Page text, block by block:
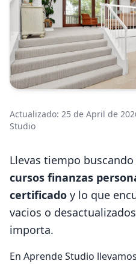
Actualizado: 25 de April de
Studio
Llevas tiempo
cursos finanzas
certificado y lo que
vacios o
importa.
En Aprende Studio